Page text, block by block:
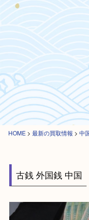
HOME
古銭 外国銭 中国